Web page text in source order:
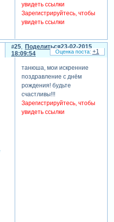
увидеть ссылки
Зарегистрируйтесь, чтобы
увидеть ссылки
Поделиться
25
23-02-2015
18:09:54
танюша, мои искренние
поздравление с днём
рождения! будьте
счастливы!!!
Зарегистрируйтесь, чтобы
увидеть ссылки
+1